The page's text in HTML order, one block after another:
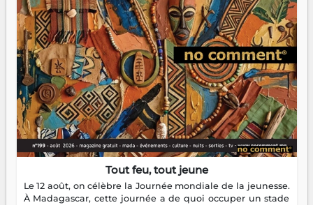
Tout feu, tout jeune
Le 12 août, on célèbre la Journée mondiale de la jeunesse.
À Madagascar, cette journée a de quoi occuper un stade